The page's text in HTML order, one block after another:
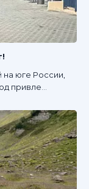
юге России,
привле...